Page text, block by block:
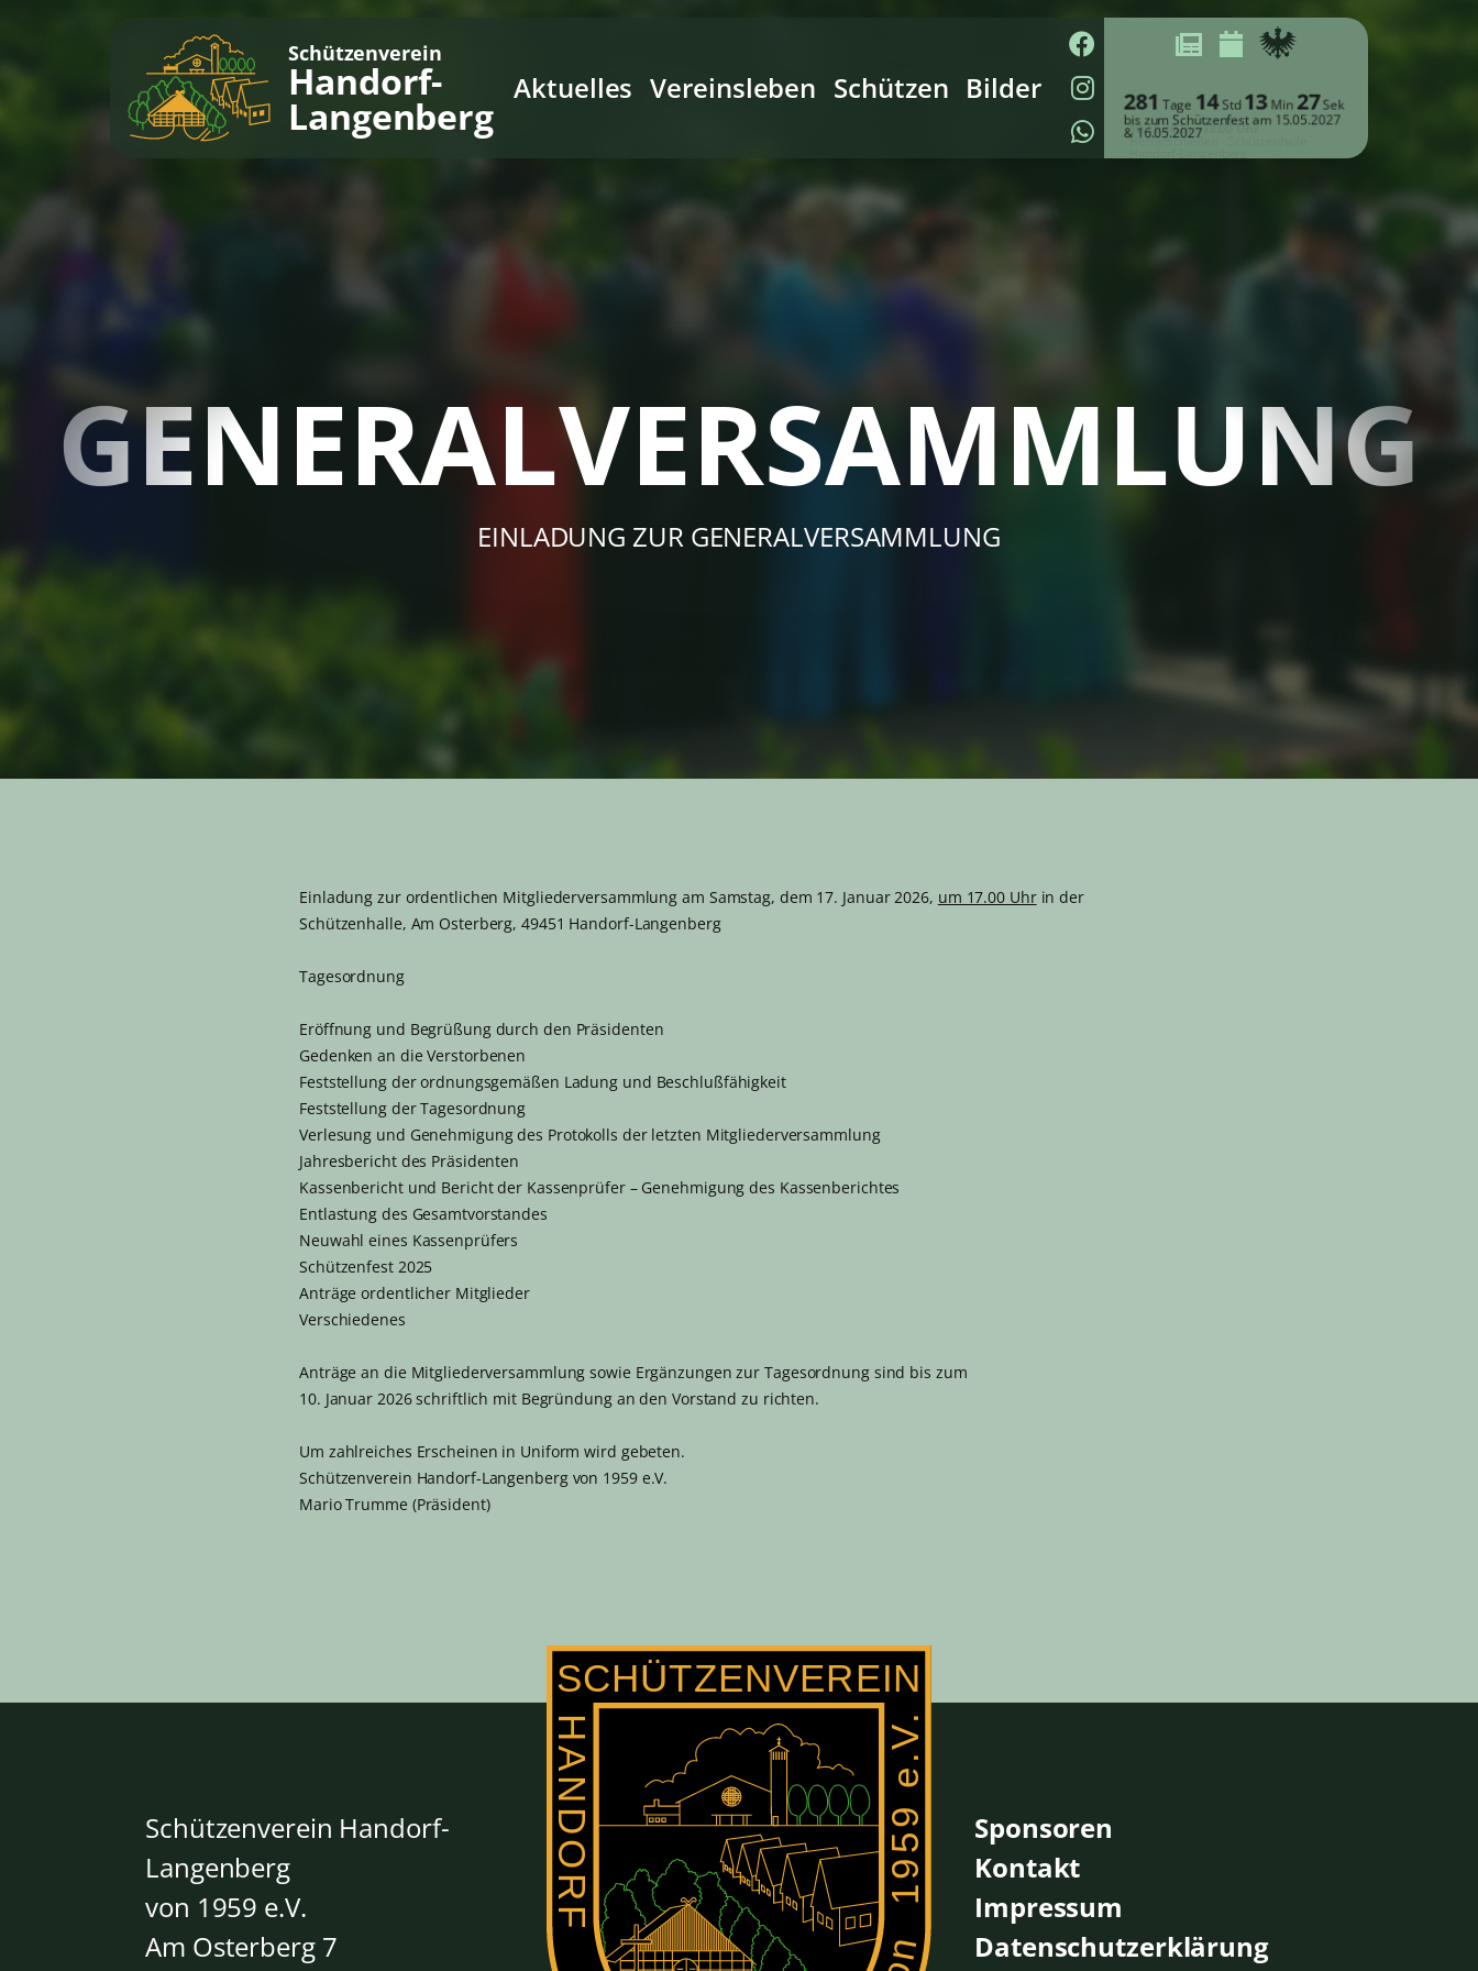
Schützenverein
Handorf-
Langenberg
281 14 13 26
bis zum Schützenfest am 15.05.2027
& 16.05.2027
Aktuelles Vereinsleben Schützen Bilder
GENERALVERSAMMLUNG
EINLADUNG ZUR GENERALVERSAMMLUNG
Einladung zur ordentlichen Mitgliederversammlung am Samstag, dem 17. Januar 2026, um 17.00 Uhrin der
Schützenhalle, Am Osterberg, 49451 Handorf-Langenberg
Tagesordnung
Eröffnung und Begrüßung durch den Präsidenten
Gedenken an die Verstorbenen
Feststellung der ordnungsgemäßen Ladung und Beschlußfähigkeit
Feststellung der Tagesordnung
Verlesung und Genehmigung des Protokolls der letzten Mitgliederversammlung
Jahresbericht des Präsidenten
Kassenbericht und Bericht der Kassenprüfer – Genehmigung des Kassenberichtes
Entlastung des Gesamtvorstandes
Neuwahl eines Kassenprüfers
Schützenfest 2025
Anträge ordentlicher Mitglieder
Verschiedenes
Anträge an die Mitgliederversammlung sowie Ergänzungen zur Tagesordnung sind bis zum
10. Januar 2026 schriftlich mit Begründung an den Vorstand zu richten.
Um zahlreiches Erscheinen in Uniform wird gebeten.
Schützenverein Handorf-Langenberg von 1959 e.V.
Mario Trumme (Präsident)
Schützenverein Handorf-
Langenberg
von 1959 e.V.
Am Osterberg 7
Sponsoren
Kontakt
Impressum
Datenschutzerklärung